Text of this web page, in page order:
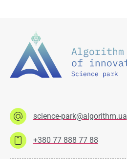
science-park@algorithm.ua
+380 77 888 77 88